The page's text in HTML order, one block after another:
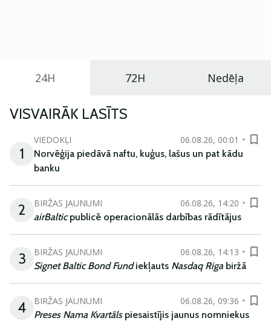
24H 72H Nedēļa
VISVAIRĀK LASĪTS
1
VIEDOKĻI
06.08.26, 00:01
Norvēģija piedāvā naftu, kuģus, lašus un pat kādu
banku
2 BIRŽAS JAUNUMI
06.08.26, 14:20
airBalticpublicē operacionālās darbības rādītājus
3 BIRŽAS JAUNUMI
06.08.26, 14:13
Signet Baltic Bond Fundiekļauts Nasdaq Riga biržā
4 BIRŽAS JAUNUMI
06.08.26, 09:36
Preses Nama Kvartāls piesaistījis jaunus nomniekus